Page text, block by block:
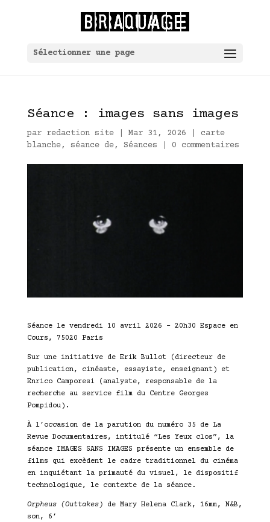
Sélectionner une page
Séance : images sans images
par redaction site| Mar 31, 2026
carte
blanche, séance de, Séances 0 commentaires
Séance le vendredi 10 avril 2026 – 20h30 Espace en
Cours, 75020 Paris
Sur une initiative de Erik Bullot (directeur de
publication, cinéaste, essayiste, enseignant) et
Enrico Camporesi (analyste, responsable de la
recherche au service film du Centre Georges
Pompidou).
À l’occasion de la parution du numéro 35 de La
Revue Documentaires, intitulé “Les Yeux clos”, la
séance IMAGES SANS IMAGES présente un ensemble de
films qui excèdent le cadre traditionnel du cinéma
en inquiétant la primauté du visuel, le dispositif
technologique, le contexte de la séance.
Orpheus (Outtakes) de Mary Helena Clark, 16mm, N&B,
son, 6’